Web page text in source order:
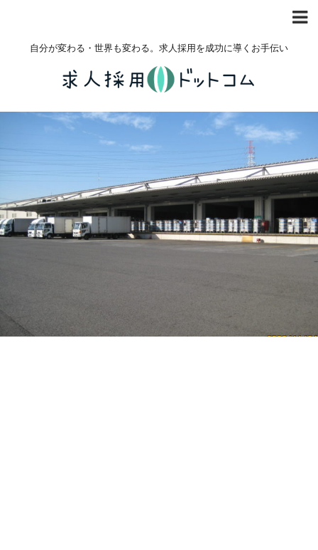
自分が変わる・世界も変わる。求人採用を成功に導くお手伝い